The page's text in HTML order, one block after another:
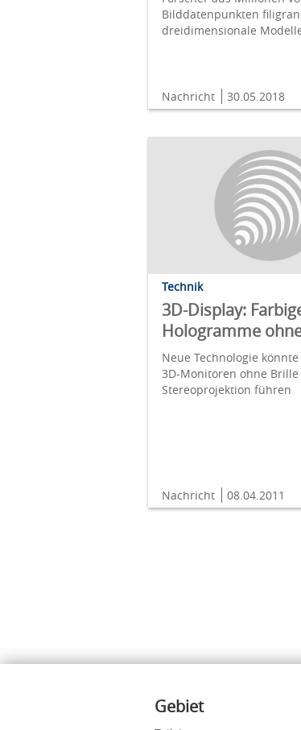
Bilddatenpunkten
dreidimensionale
Nachricht 30.05.2018
Technik
3D-Display:
Hologramme
Neue Technologie
3D-Monitoren ohne
Stereoprojektion führen
Nachricht 08.04.2011
Inhalte
Gebiet